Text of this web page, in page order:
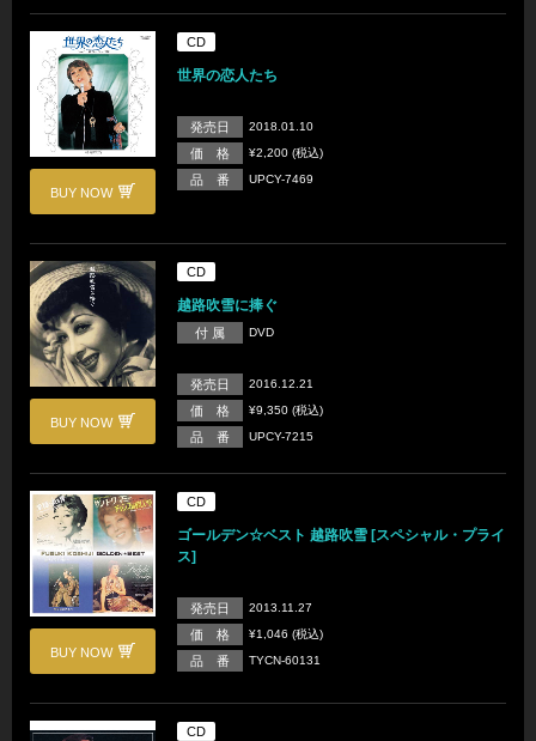
BUY NOW
CD
世界の恋人たち
発売日 2018.01.10
価 格 ¥2,200 (税込)
品 番 UPCY-7469
BUY NOW
CD
越路吹雪に捧ぐ
付 属 DVD
発売日 2016.12.21
価 格 ¥9,350 (税込)
品 番 UPCY-7215
BUY NOW
CD
ゴールデン☆ベスト 越路吹雪 [スペシャル・プライ
ス]
発売日 2013.11.27
価 格 ¥1,046 (税込)
品 番 TYCN-60131
CD